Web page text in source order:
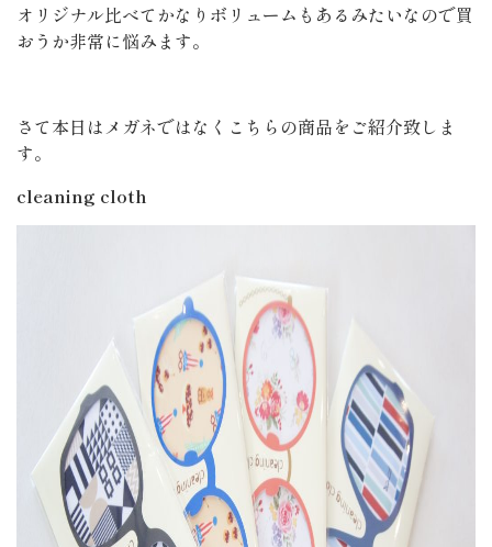
オリジナル比べてかなりボリュームもあるみたいなので買
おうか非常に悩みます。
さて本日はメガネではなくこちらの商品をご紹介致しま
す。
cleaning cloth